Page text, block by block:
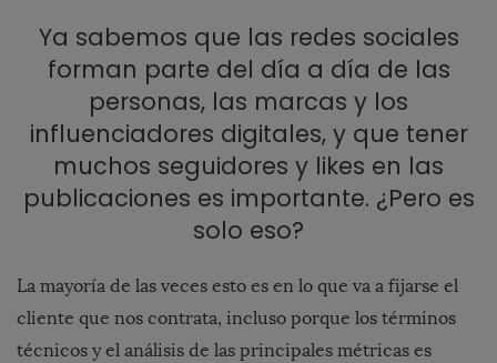
Ya sabemos que las redes sociales
forman parte del día a día de las
personas, las marcas y los
influenciadores digitales, y que tener
muchos seguidores y likes en las
publicaciones es importante. ¿Pero es
solo eso?
La mayoría de las veces esto es en lo que va a fijarse el
cliente que nos contrata, incluso porque los términos
técnicos y el análisis de las principales métricas es